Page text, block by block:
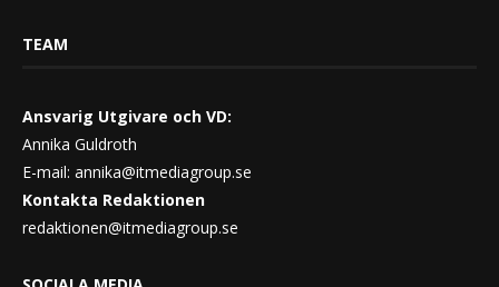
TEAM
Ansvarig Utgivare och VD:
Annika Guldroth
E-mail: annika@itmediagroup.se
Kontakta Redaktionen
redaktionen@itmediagroup.se